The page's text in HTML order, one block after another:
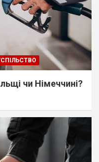
чи Німеччині?